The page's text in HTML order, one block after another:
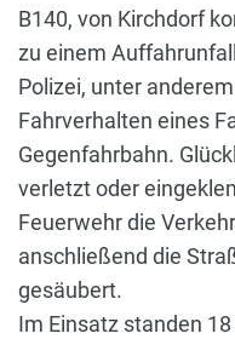
B140, von Kirchdorf
zu einem
Polizei, unter
Fahrverhalten eines
Gegenfahrbahn.
verletzt oder
Feuerwehr die
anschließend die
gesäubert.
Im Einsatz standen